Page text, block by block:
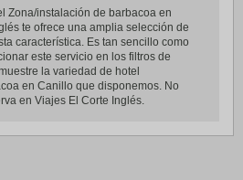
Zona/instalación de barbacoa en
te ofrece una amplia selección de
característica. Es tan sencillo como
este servicio en los filtros de
la variedad de hotel
en Canillo que disponemos. No
en Viajes El Corte Inglés.